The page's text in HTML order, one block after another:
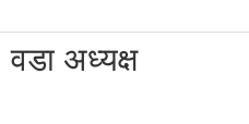
वडा अध्यक्ष